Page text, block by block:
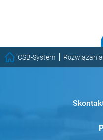
CSB-System Rozwiązania